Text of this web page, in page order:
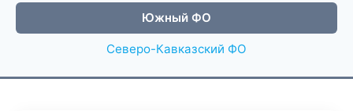
Южный ФО
Северо-Кавказский ФО